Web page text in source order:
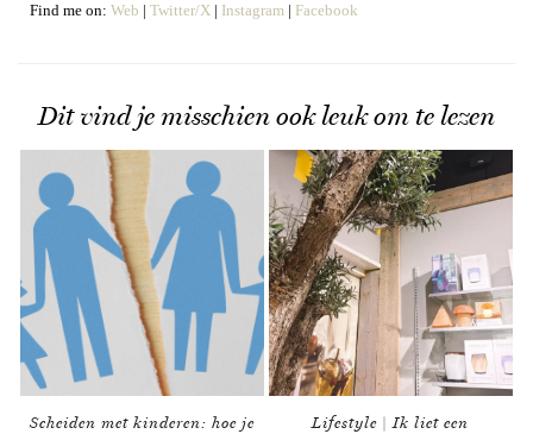
Find me on: Web | Twitter/X | Instagram | Facebook
Dit vind je misschien ook leuk om te lezen
Scheiden met kinderen: hoe je
Lifestyle | Ik liet een